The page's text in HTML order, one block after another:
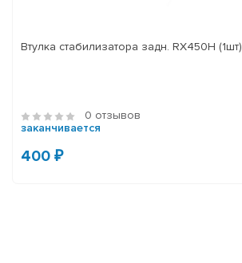
Втулка стабилизатора задн. RX450H (1шт)
0 отзывов
заканчивается
400 ₽